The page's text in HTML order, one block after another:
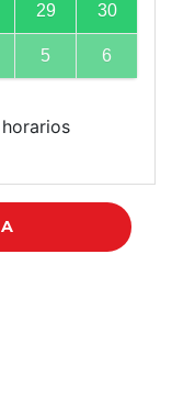
29 30
5 6